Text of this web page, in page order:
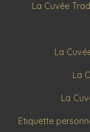
La Cuvée
La
La
La
Etiquette